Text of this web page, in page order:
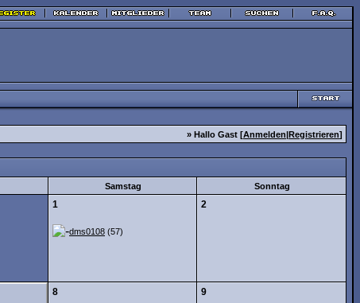
» Hallo Gast [Anmelden|Registrieren]
Samstag Sonntag
1
dms0108 (57)
2
8 9